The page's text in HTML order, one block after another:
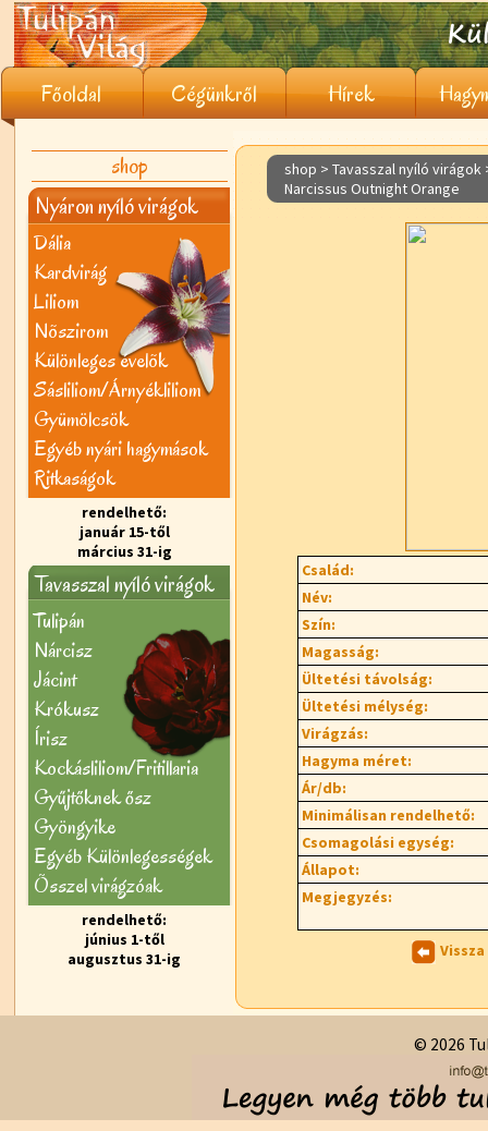
Főoldal Cégünkről Hírek
shop
Nyáron nyíló virágok
Dália
Kardvirág
Liliom
Nõszirom
Különleges évelõk
Sásliliom/Árnyékliliom
Gyümölcsök
Egyéb nyári hagymások
Ritkaságok
rendelhető:
január 15-től
március 31-ig
Tavasszal nyíló virágok
Tulipán
Nárcisz
Jácint
Krókusz
Írisz
Kockásliliom/Fritillaria
Gyűjtőknek ősz
Gyöngyike
Egyéb Különlegességek
Õsszel virágzóak
rendelhető:
június 1-től
augusztus 31-ig
shop > Tavasszal nyíló virágok
Narcissus Outnight Orange
Család:
Név:
Szín:
Magasság:
Ültetési távolság:
Ültetési mélység:
Virágzás:
Hagyma méret:
Ár/db:
Minimálisan rendelhető:
Csomagolási egység:
Állapot:
Megjegyzés:
© 2026